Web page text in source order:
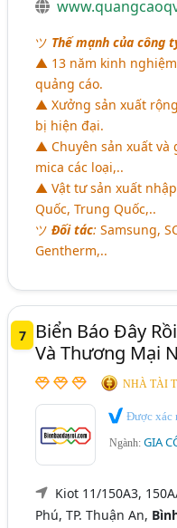
ツ Thế mạnh của công
▲ 13 năm kinh
quảng cáo.
▲ Xưởng sản xuất
bị hiện đại.
▲ Chuyên sản xuất và
mica các loại,..
▲ Vật tư sản xuất
Quốc, Trung Quốc,..
ツĐối tác: Samsung,
Gentherm,..
7
Biển Báo Đây
Và Thương Mại
NHÀ TÀI
Được xác
Ngành:GIA
Kiot 11/150A3,
Phú, TP. Thuận An,